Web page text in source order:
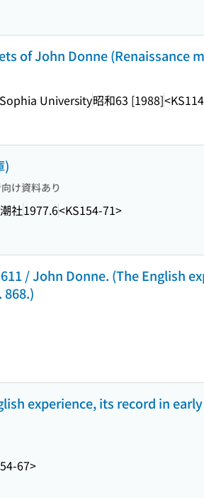
of John Donne (Renaissance
University昭和63 [1988]
)
け資料あり
社1977.6<KS154-71>
/ John Donne. (The English
experience, its record in
67>